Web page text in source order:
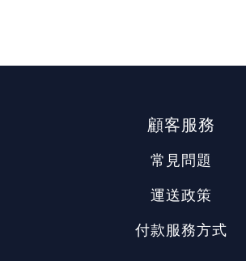
顧客服務
常見問題
運送政策
付款服務方式